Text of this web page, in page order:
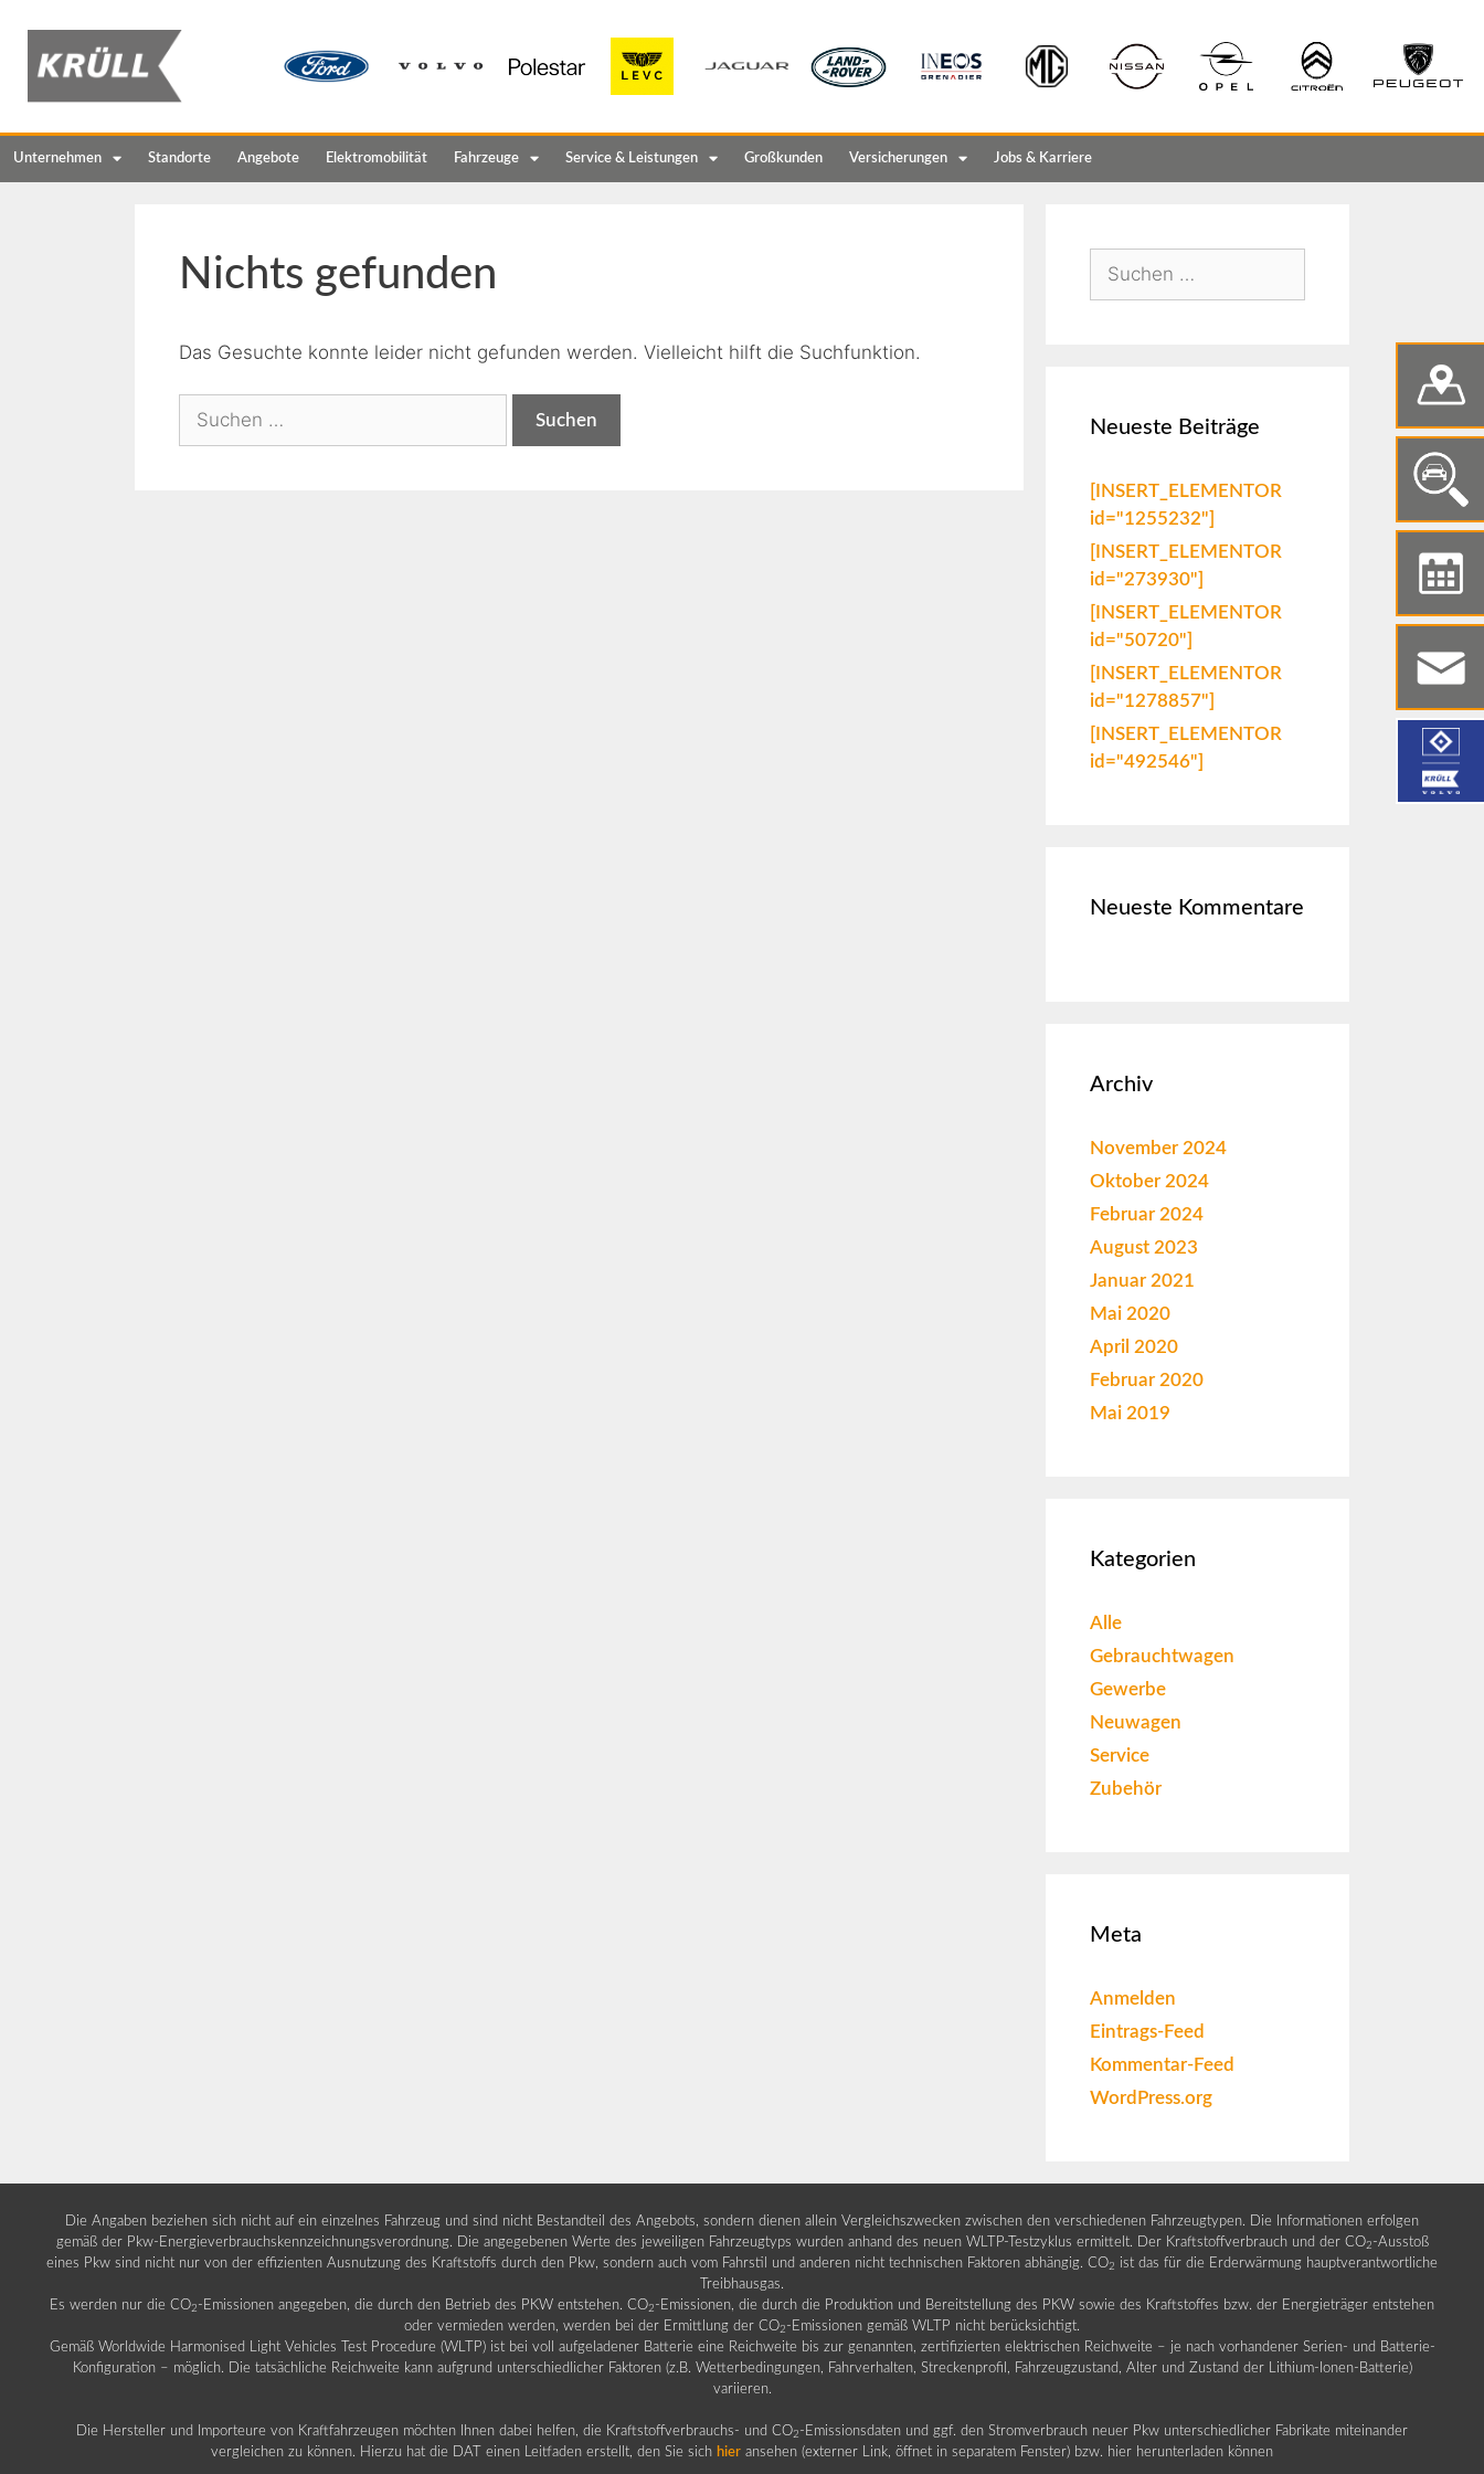
Unternehmen Standorte Angebote Elektromobilität Fahrzeuge Service & Leistungen Großkunden Versicherungen Jobs & Karriere
Nichts gefunden
Das Gesuchte konnte leider nicht gefunden werden. Vielleicht hilft die Suchfunktion.
Neueste Beiträge
[INSERT_ELEMENTOR
id="1255232"]
[INSERT_ELEMENTOR
id="273930"]
[INSERT_ELEMENTOR
id="50720"]
[INSERT_ELEMENTOR
id="1278857"]
[INSERT_ELEMENTOR
id="492546"]
Neueste Kommentare
Archiv
November 2024
Oktober 2024
Februar 2024
August 2023
Januar 2021
Mai 2020
April 2020
Februar 2020
Mai 2019
Kategorien
Alle
Gebrauchtwagen
Gewerbe
Neuwagen
Service
Zubehör
Meta
Anmelden
Eintrags-Feed
Kommentar-Feed
WordPress.org
Die Angaben beziehen sich nicht auf ein einzelnes Fahrzeug und sind nicht Bestandteil des Angebots, sondern dienen allein Vergleichszwecken zwischen den verschiedenen Fahrzeugtypen. Die Informationen erfolgen
gemäß der Pkw-Energieverbrauchskennzeichnungsverordnung. Die angegebenen Werte des jeweiligen Fahrzeugtyps wurden anhand des neuen WLTP-Testzyklus ermittelt. Der Kraftstoffverbrauch und der CO2 -Ausstoß
eines Pkw sind nicht nur von der effizienten Ausnutzung des Kraftstoffs durch den Pkw, sondern auch vom Fahrstil und anderen nicht technischen Faktoren abhängig. CO2 ist das für die Erderwärmung hauptverantwortliche
Treibhausgas.
Es werden nur die CO2 -Emissionen angegeben, die durch den Betrieb des PKW entstehen. CO2 -Emissionen, die durch die Produktion und Bereitstellung des PKW sowie des Kraftstoffes bzw. der Energieträger entstehen
oder vermieden werden, werden bei der Ermittlung der CO2 -Emissionen gemäß WLTP nicht berücksichtigt.
Gemäß Worldwide Harmonised Light Vehicles Test Procedure (WLTP) ist bei voll aufgeladener Batterie eine Reichweite bis zur genannten, zertifizierten elektrischen Reichweite – je nach vorhandener Serien- und Batterie-
Konfiguration – möglich. Die tatsächliche Reichweite kann aufgrund unterschiedlicher Faktoren (z.B. Wetterbedingungen, Fahrverhalten, Streckenprofil, Fahrzeugzustand, Alter und Zustand der Lithium-Ionen-Batterie)
variieren.
Die Hersteller und Importeure von Kraftfahrzeugen möchten Ihnen dabei helfen, die Kraftstoffverbrauchs- und CO2 -Emissionsdaten und ggf. den Stromverbrauch neuer Pkw unterschiedlicher Fabrikate miteinander
vergleichen zu können. Hierzu hat die DAT einen Leitfaden erstellt, den Sie sich hier ansehen (externer Link, öffnet in separatem Fenster) bzw. hier herunterladen können